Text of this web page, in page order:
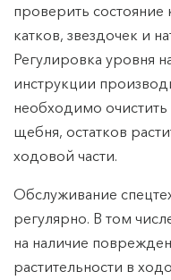
проверить состояние
катков, звездочек и
Регулировка уровня
инструкции
необходимо
щебня, остатков
ходовой части.
Обслуживание
регулярно. В том
на наличие
растительности в